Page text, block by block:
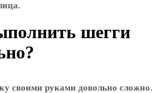
шегги
своими руками довольно сложно.